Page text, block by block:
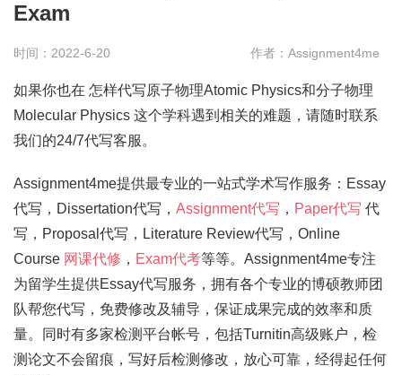
Exam
时间：2022-6-20 作者：Assignment4me
如果你也在 怎样代写原子物理Atomic Physics和分子物理
Molecular Physics 这个学科遇到相关的难题，请随时联系
我们的24/7代写客服。
Assignment4me提供最专业的一站式学术写作服务：Essay
代写，Dissertation代写， Assignment代写 ， Paper代写 代
写，Proposal代写，Literature Review代写，Online
Course 网课代修 ， Exam代考等等。Assignment4me专注
为留学生提供Essay代写服务，拥有各个专业的博硕教师团
队帮您代写，免费修改及辅导，保证成果完成的效率和质
量。同时有多家检测平台帐号，包括Turnitin高级账户，检
测论文不会留痕，写好后检测修改，放心可靠，经得起任何